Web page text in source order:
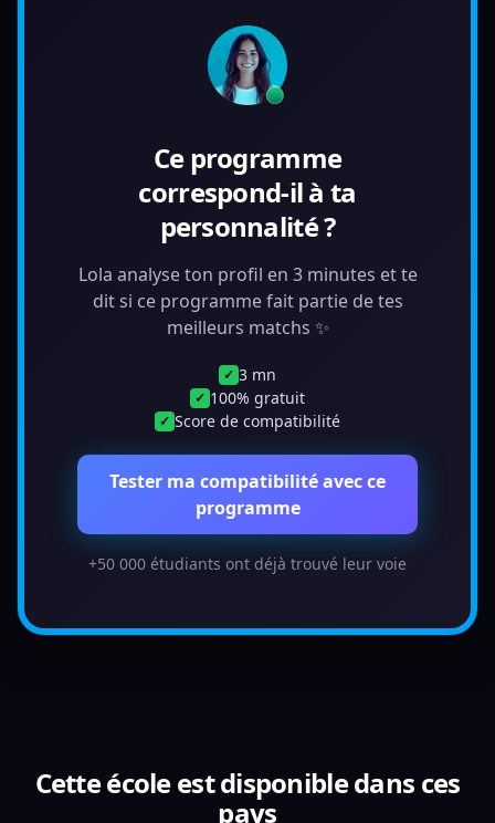
Ce programme
correspond-il à ta
personnalité ?
Lola analyse ton profil en 3 minutes et te
dit si ce programme fait partie de tes
meilleurs matchs ✨
✓ 3 mn
✓ 100% gratuit
✓ Score de compatibilité
Tester ma compatibilité avec ce
programme
+50 000 étudiants ont déjà trouvé leur voie
Cette école est disponible dans ces
pays